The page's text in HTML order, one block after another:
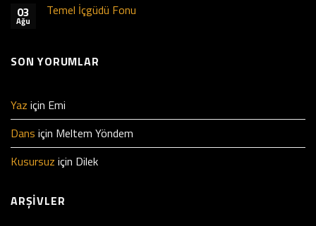
03
Ağu
Temel İçgüdü Fonu
SON YORUMLAR
Yaz için Emi
Dans için Meltem Yöndem
Kusursuz için Dilek
ARŞIVLER